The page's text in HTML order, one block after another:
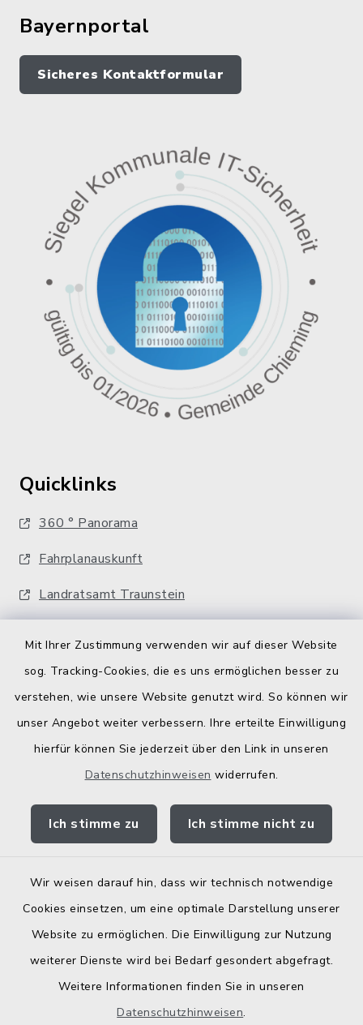
Mit Ihrer Zustimmung verwenden wir auf dieser Website
sog. Tracking-Cookies, die es uns ermöglichen besser zu
verstehen, wie unsere Website genutzt wird. So können wir
unser Angebot weiter verbessern. Ihre erteilte Einwilligung
hierfür können Sie jederzeit über den Link in unseren
Datenschutzhinweisen widerrufen.
Ich stimme zu Ich stimme nicht zu
Wir weisen darauf hin, dass wir technisch notwendige
Cookies einsetzen, um eine optimale Darstellung unserer
Website zu ermöglichen. Die Einwilligung zur Nutzung
weiterer Dienste wird bei Bedarf gesondert abgefragt.
Weitere Informationen finden Sie in unseren
Datenschutzhinweisen.
Bayernportal
Sicheres Kontaktformular
Quicklinks
360 ° Panorama
Fahrplanauskunft
Landratsamt Traunstein
Bodenrichtwerte
Kontakt
Barrierefreiheit
Elektronische Zugangseröffnung
Impressum
Sitemap